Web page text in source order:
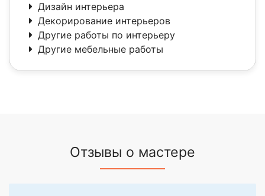
Дизайн интерьера
Декорирование интерьеров
Другие работы по интерьеру
Другие мебельные работы
Отзывы о мастере